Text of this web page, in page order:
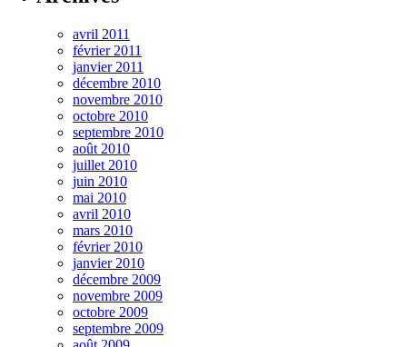
avril 2011
février 2011
janvier 2011
décembre 2010
novembre 2010
octobre 2010
septembre 2010
août 2010
juillet 2010
juin 2010
mai 2010
avril 2010
mars 2010
février 2010
janvier 2010
décembre 2009
novembre 2009
octobre 2009
septembre 2009